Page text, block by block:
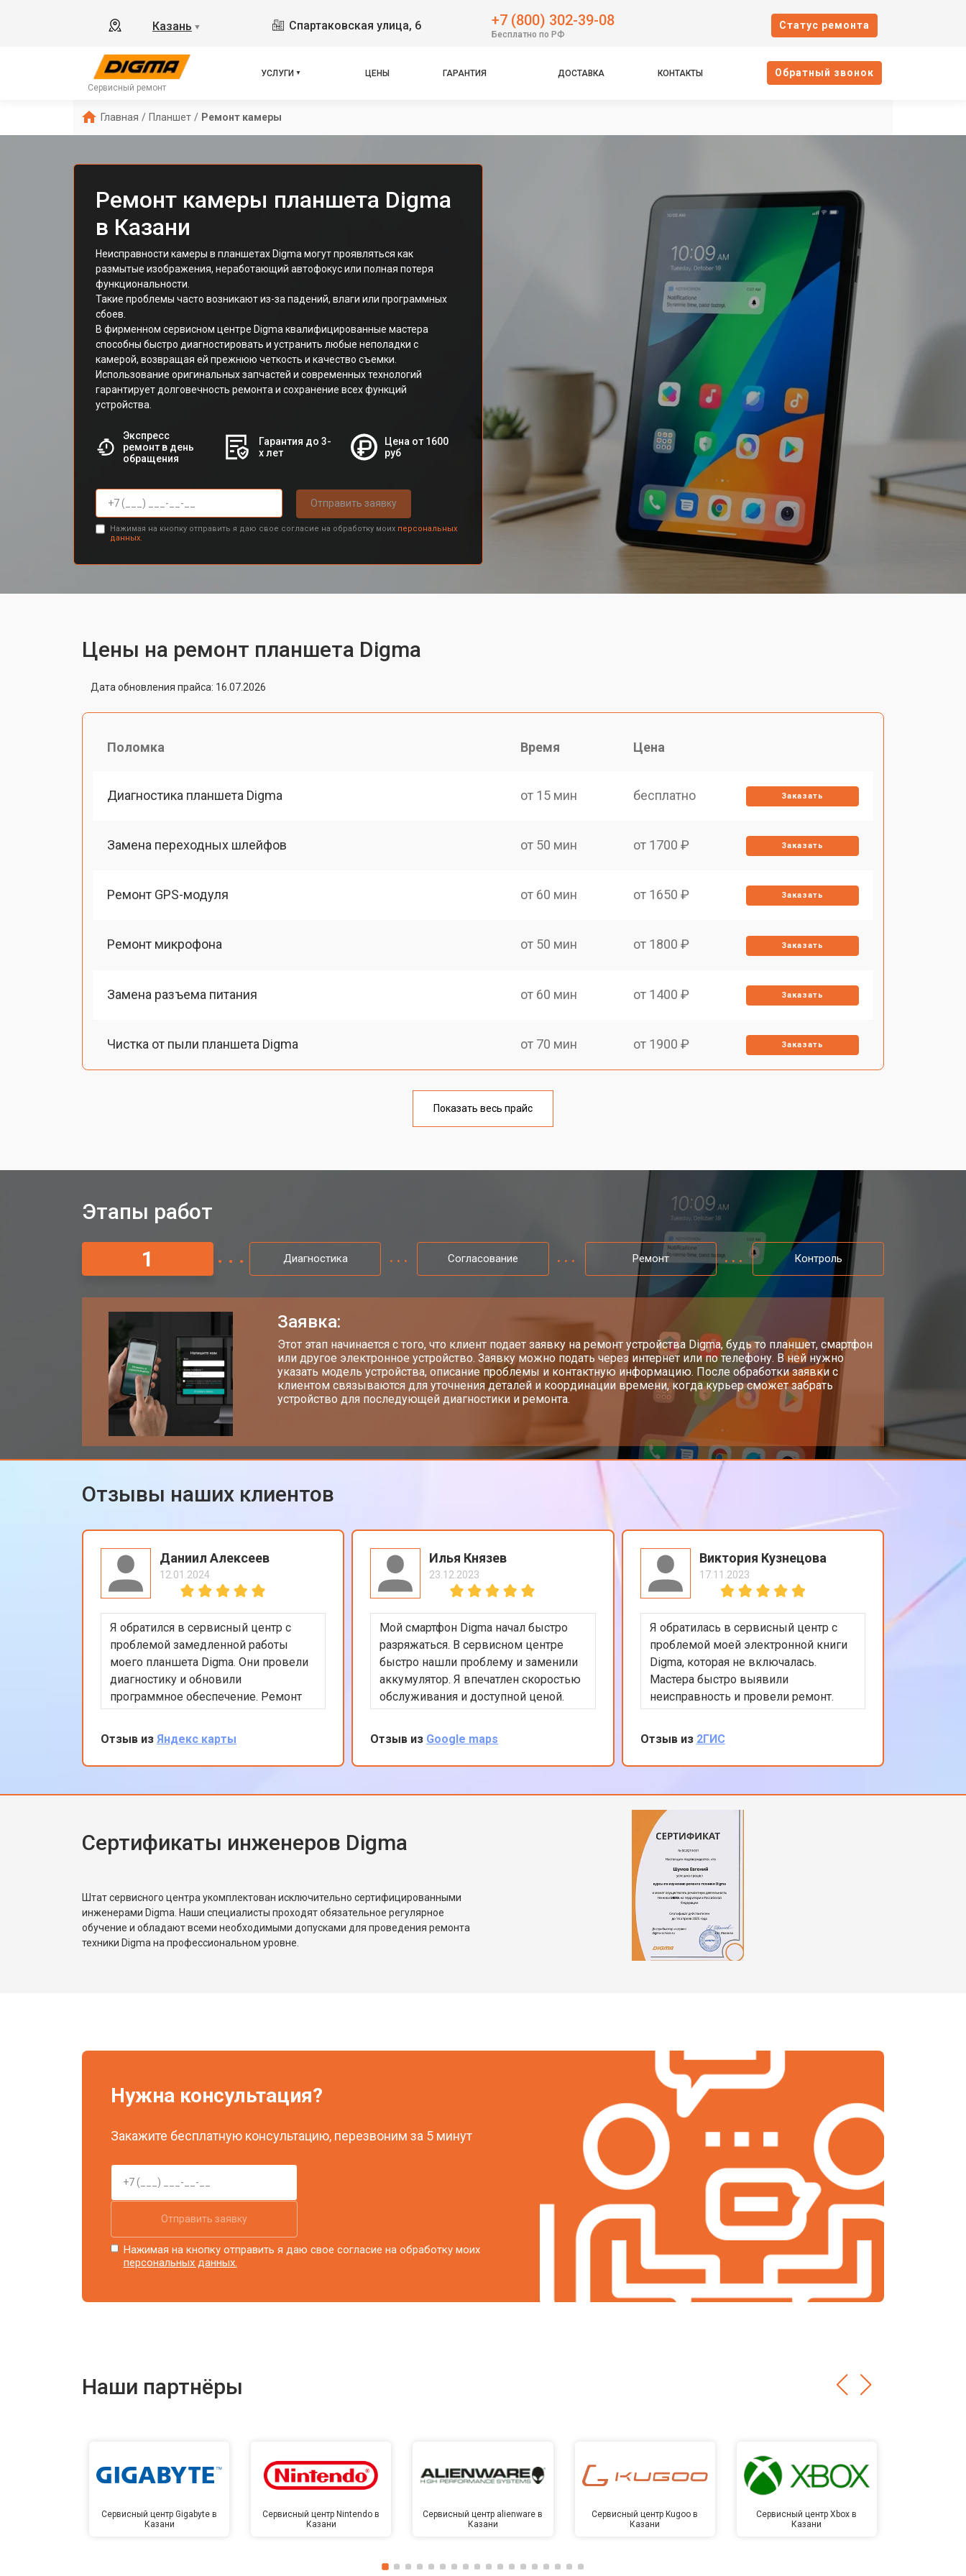
Казань ▼ Спартаковская улица, 6 +7 (800) 302-39-08
Бесплатно по РФ
Cтатус ремонта
Сервисный ремонт
УСЛУГИ ЦЕНЫ ГАРАНТИЯ ДОСТАВКА КОНТАКТЫ Oбратный звонок
Главная / Планшет / Ремонт камеры
Ремонт камеры планшета Digma
в Казани
Неисправности камеры в планшетах Digma могут проявляться как
размытые изображения, неработающий автофокус или полная потеря
функциональности.
Такие проблемы часто возникают из-за падений, влаги или программных
сбоев.
В фирменном сервисном центре Digma квалифицированные мастера
способны быстро диагностировать и устранить любые неполадки с
камерой, возвращая ей прежнюю четкость и качество съемки.
Использование оригинальных запчастей и современных технологий
гарантирует долговечность ремонта и сохранение всех функций
устройства.
Экспресс
ремонт в день
обращения
Гарантия до 3-
х лет
Цена от 1600
руб
Отправить заявку
Нажимая на кнопку отправить я даю свое согласие на обработку моих персональных
данных.
Цены на ремонт планшета Digma
Дата обновления прайса: 16.07.2026
Поломка Время Цена
Диагностика планшета Digma от 15 мин бесплатно Заказать
Замена переходных шлейфов от 50 мин от 1700 ₽ Заказать
Ремонт GPS-модуля от 60 мин от 1650 ₽ Заказать
Ремонт микрофона от 50 мин от 1800 ₽ Заказать
Замена разъема питания от 60 мин от 1400 ₽ Заказать
Чистка от пыли планшета Digma от 70 мин от 1900 ₽ Заказать
от 50 мин
от 1800 ₽ Заказать
Замена дисплея (экрана) от 90 мин от 3200 ₽ Заказать
от 1500 ₽
Замена Wi-Fi планшета Digma от 60 мин от 1700 ₽ Заказать
Замена материнской платы от 60 мин от 3200 ₽ Заказать
от 70 мин от 1750 ₽ Заказать
Показать весь прайс
Этапы работ
1
Диагностика Согласование Ремонт Контроль
Заявка:
Этот этап начинается с того, что клиент подает заявку на ремонт устройства Digma, будь то планшет, смартфон
или другое электронное устройство. Заявку можно подать через интернет или по телефону. В ней нужно
указать модель устройства, описание проблемы и контактную информацию. После обработки заявки с
клиентом связываются для уточнения деталей и координации времени, когда курьер сможет забрать
устройство для последующей диагностики и ремонта.
Отзывы наших клиентов
Даниил Алексеев
12.01.2024
Я обратился в сервисный центр с
проблемой замедленной работы
моего планшета Digma. Они провели
диагностику и обновили
программное обеспечение. Ремонт
был выполнен в тот же день, что
было очень удобно. Теперь планшет
работает гораздо быстрее. Я доволен
качеством обслуживания и
Спасибо за отличную работу!
Отзыв из Яндекс карты
Илья Князев
23.12.2023
Мой смартфон Digma начал быстро
разряжаться. В сервисном центре
быстро нашли проблему и заменили
аккумулятор. Я впечатлен скоростью
обслуживания и доступной ценой.
Мой телефон теперь работает как
новый. Отличный сервис, который я
рекомендую всем владельцам
техники Digma.
Отзыв из Google maps
Виктория Кузнецова
17.11.2023
Я обратилась в сервисный центр с
проблемой моей электронной книги
Digma, которая не включалась.
Мастера быстро выявили
неисправность и провели ремонт.
Обслуживание было быстрым и
эффективным, а стоимость ремонта
оказалась вполне разумной. Теперь
моя электронная книга работает
качеством обслуживания и
вниманием к деталям. Спасибо за
вашу работу!
Отзыв из 2ГИС
Сертификаты инженеров Digma
Штат сервисного центра укомплектован исключительно сертифицированными
инженерами Digma. Наши специалисты проходят обязательное регулярное
обучение и обладают всеми необходимыми допусками для проведения ремонта
техники Digma на профессиональном уровне.
Нужна консультация?
Закажите бесплатную консультацию, перезвоним за 5 минут
Отправить заявку
Нажимая на кнопку отправить я даю свое согласие на обработку моих
персональных данных.
Наши партнёры
Сервисный центр Gigabyte в
Казани
Сервисный центр Nintendo в
Казани
Сервисный центр alienware в
Казани
Сервисный центр Kugoo в
Казани
Сервисный центр Xbox в
Казани